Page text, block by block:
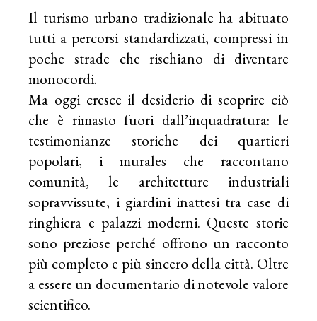
Il turismo urbano tradizionale ha abituato
tutti a percorsi standardizzati, compressi in
poche strade che rischiano di diventare
monocordi.
Ma oggi cresce il desiderio di scoprire ciò
che è rimasto fuori dall’inquadratura: le
testimonianze storiche dei quartieri
popolari, i murales che raccontano
comunità, le architetture industriali
sopravvissute, i giardini inattesi tra case di
ringhiera e palazzi moderni. Queste storie
sono preziose perché offrono un racconto
più completo e più sincero della città. Oltre
a essere un documentario di notevole valore
scientifico.